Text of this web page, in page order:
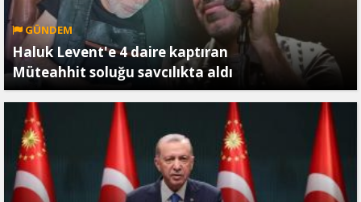
GÜNDEM
Haluk Levent'e 4 daire kaptıran
Müteahhit soluğu savcılıkta aldı